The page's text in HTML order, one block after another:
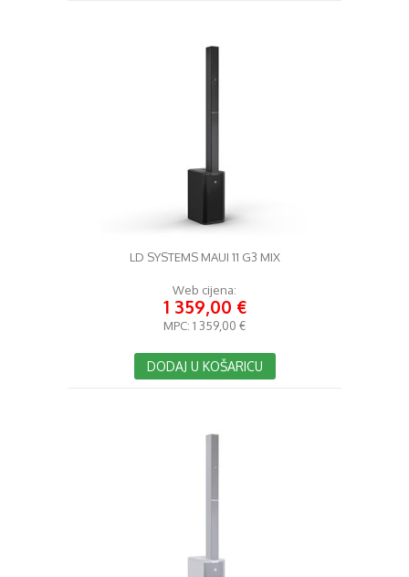
LD SYSTEMS MAUI 11 G3 MIX
Web cijena:
1 359,00 €
MPC: 1 359,00 €
DODAJ U KOŠARICU